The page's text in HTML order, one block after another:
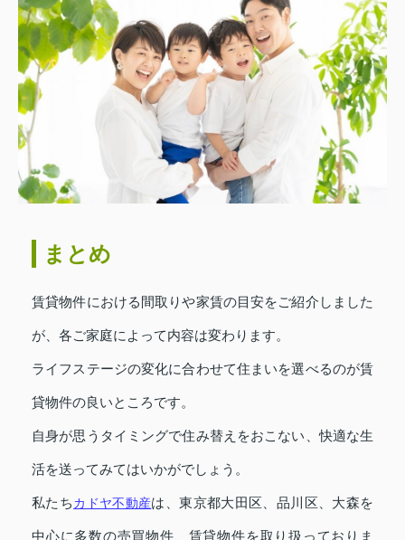
まとめ
賃貸物件における間取りや家賃の目安をご紹介しました
が、各ご家庭によって内容は変わります。
ライフステージの変化に合わせて住まいを選べるのが賃
貸物件の良いところです。
自身が思うタイミングで住み替えをおこない、快適な生
活を送ってみてはいかがでしょう。
私たちカドヤ不動産は、東京都大田区、品川区、大森を
中心に多数の売買物件、賃貸物件を取り扱っておりま